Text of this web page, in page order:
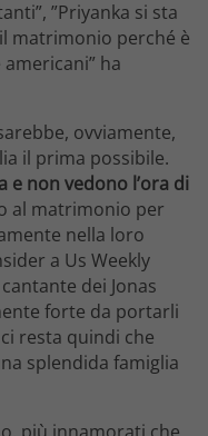
”Priyanka si sta
matrimonio perché è
ha
ovviamente,
il prima possibile.
non vedono l’ora di
al matrimonio per
nella loro
a Us Weekly
dei Jonas
forte da portarli
resta quindi che
splendida famiglia